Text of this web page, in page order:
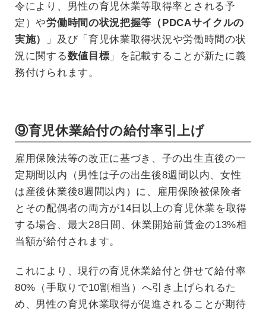
令により、男性の育児休業等取得率とされる予
定）や労働時間の状況把握等（PDCAサイクルの
実施）
」及び「育児休業取得状況や労働時間の状
況に関する数値目標 」を記載することが新たに義
務付けられます。
⑨育児休業給付の給付率引上げ
雇用保険法等の改正に基づき、子の出生直後の一
定期間以内（男性は子の出生後8週間以内、女性
は産後休業後8週間以内）に、雇用保険被保険者
とその配偶者の両方が14日以上の育児休業を取得
する場合、最大28日間、休業開始前賃金の13%相
当額が給付されます。
これにより、現行の育児休業給付と併せて給付率
80%（手取りで10割相当）へ引き上げられるた
め、男性の育児休業取得が促進されることが期待